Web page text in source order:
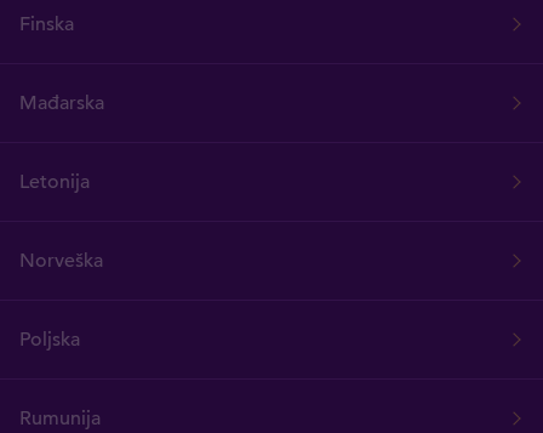
Finska
Mađarska
Letonija
Norveška
Poljska
Rumunija